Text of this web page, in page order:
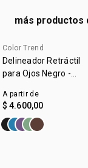
tus looks sean
más productos
Color Trend
Delineador Retráctil
para Ojos Negro -
A partir de
$ 4.600,00